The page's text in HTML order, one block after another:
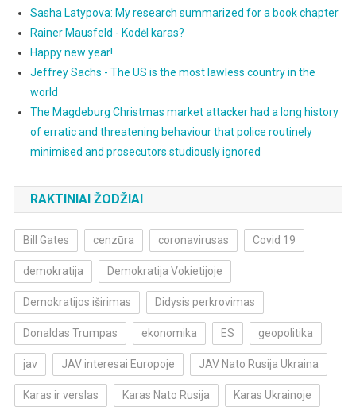
Sasha Latypova: My research summarized for a book chapter
Rainer Mausfeld - Kodėl karas?
Happy new year!
Jeffrey Sachs - The US is the most lawless country in the
world
The Magdeburg Christmas market attacker had a long history
of erratic and threatening behaviour that police routinely
minimised and prosecutors studiously ignored
RAKTINIAI ŽODŽIAI
Bill Gates cenzūra coronavirusas Covid 19
demokratija Demokratija Vokietijoje
Demokratijos iširimas Didysis perkrovimas
Donaldas Trumpas ekonomika ES geopolitika
jav JAV interesai Europoje JAV Nato Rusija Ukraina
Karas ir verslas Karas Nato Rusija Karas Ukrainoje